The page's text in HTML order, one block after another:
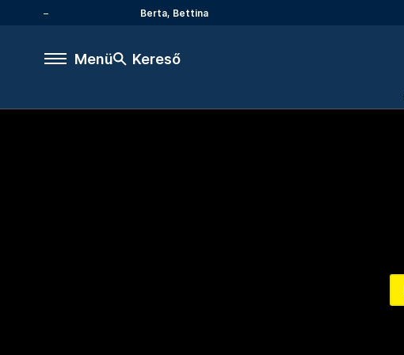
Berta, Bettina
Menü Kereső